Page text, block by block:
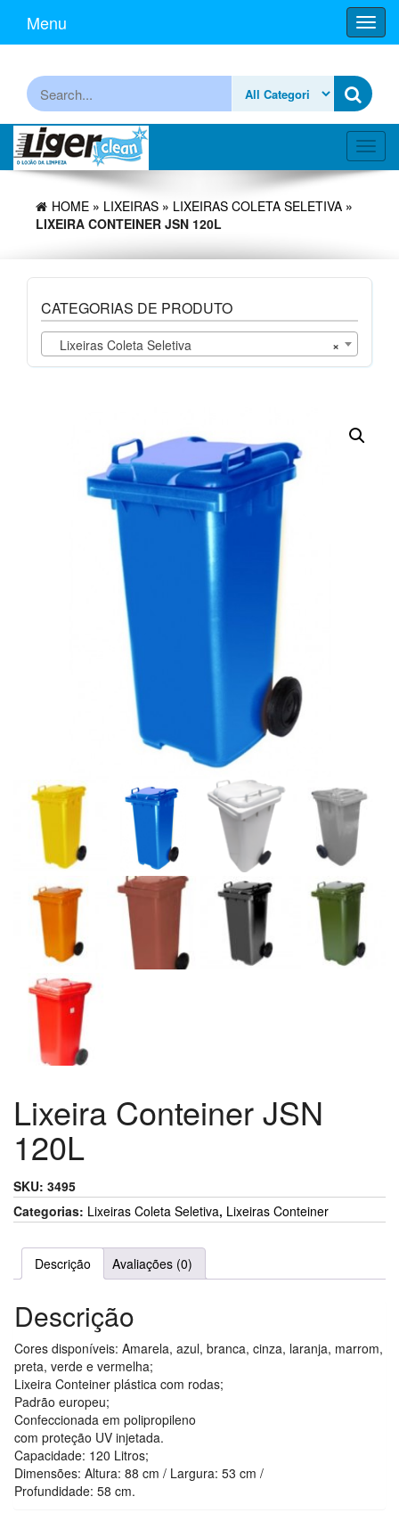
the
Menu
HOME » LIXEIRAS » LIXEIRAS COLETA SELETIVA »
LIXEIRA CONTEINER JSN 120L
CATEGORIAS DE PRODUTO
×
Lixeiras Coleta Seletiva
Lixeira Conteiner JSN
120L
SKU: 3495
Categorias: Lixeiras Coleta Seletiva, Lixeiras Conteiner
Descrição Avaliações (0)
Descrição
Cores disponíveis: Amarela, azul, branca, cinza, laranja, marrom,
preta, verde e vermelha;
Lixeira Conteiner plástica com rodas;
Padrão europeu;
Confeccionada em polipropileno
com proteção UV injetada.
Capacidade: 120 Litros;
Dimensões: Altura: 88 cm / Largura: 53 cm /
Profundidade: 58 cm.